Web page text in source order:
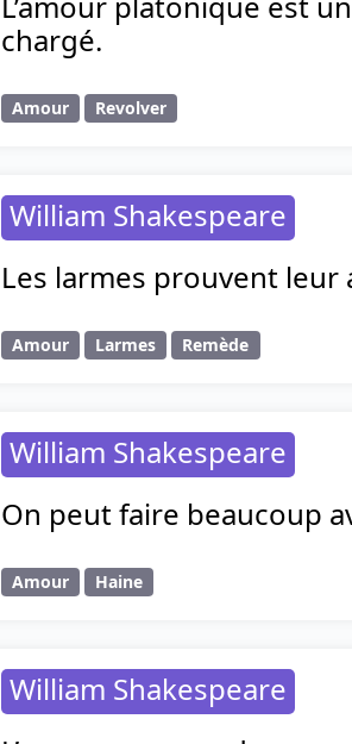
chargé.
Amour Revolver
William Shakespeare
Les larmes prouvent leur
Amour Larmes Remède
William Shakespeare
On peut faire beaucoup
Amour Haine
William Shakespeare